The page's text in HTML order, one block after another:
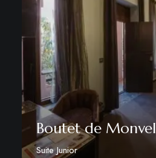
Boutet de Monvel
Suite Junior